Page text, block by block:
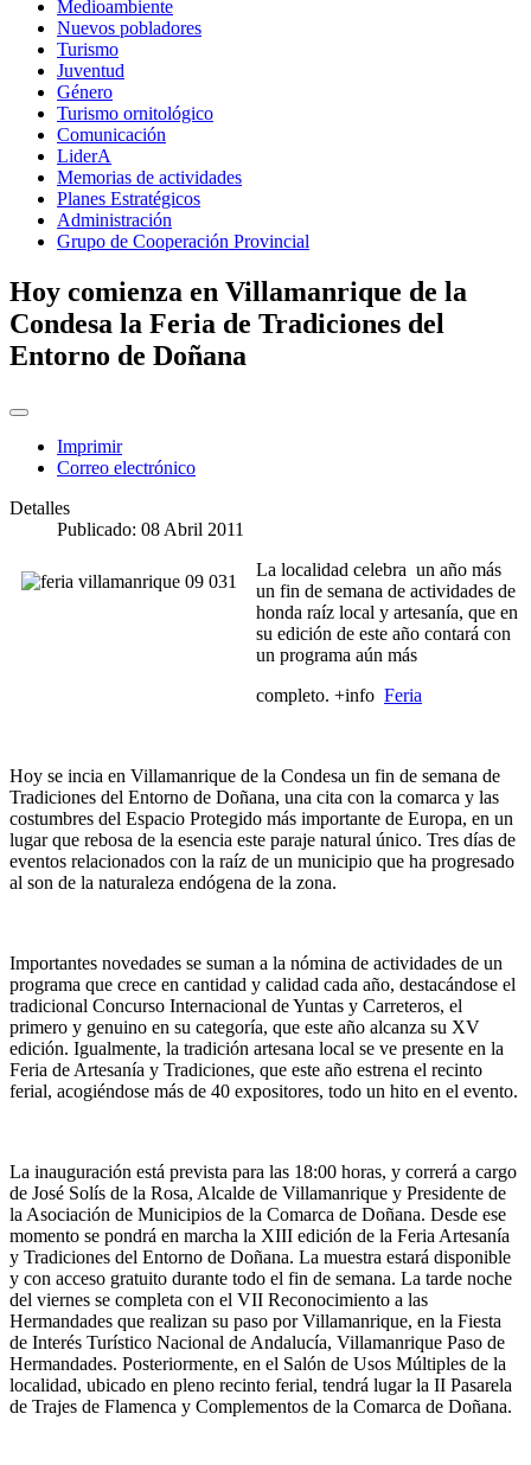
Medioambiente
Nuevos pobladores
Turismo
Juventud
Género
Turismo ornitológico
Comunicación
LiderA
Memorias de actividades
Planes Estratégicos
Administración
Grupo de Cooperación Provincial
Hoy comienza en Villamanrique de la
Condesa la Feria de Tradiciones del
Entorno de Doñana
Imprimir
Correo electrónico
Detalles
Publicado: 08 Abril 2011
La localidad celebra un año más
un fin de semana de actividades de
honda raíz local y artesanía, que en
su edición de este año contará con
un programa aún más
completo. +info Feria
Hoy se incia en Villamanrique de la Condesa un fin de semana de
Tradiciones del Entorno de Doñana, una cita con la comarca y las
costumbres del Espacio Protegido más importante de Europa, en un
lugar que rebosa de la esencia este paraje natural único. Tres días de
eventos relacionados con la raíz de un municipio que ha progresado
al son de la naturaleza endógena de la zona.
Importantes novedades se suman a la nómina de actividades de un
programa que crece en cantidad y calidad cada año, destacándose el
tradicional Concurso Internacional de Yuntas y Carreteros, el
primero y genuino en su categoría, que este año alcanza su XV
edición. Igualmente, la tradición artesana local se ve presente en la
Feria de Artesanía y Tradiciones, que este año estrena el recinto
ferial, acogiéndose más de 40 expositores, todo un hito en el evento.
La inauguración está prevista para las 18:00 horas, y correrá a cargo
de José Solís de la Rosa, Alcalde de Villamanrique y Presidente de
la Asociación de Municipios de la Comarca de Doñana. Desde ese
momento se pondrá en marcha la XIII edición de la Feria Artesanía
y Tradiciones del Entorno de Doñana. La muestra estará disponible
y con acceso gratuito durante todo el fin de semana. La tarde noche
del viernes se completa con el VII Reconocimiento a las
Hermandades que realizan su paso por Villamanrique, en la Fiesta
de Interés Turístico Nacional de Andalucía, Villamanrique Paso de
Hermandades. Posteriormente, en el Salón de Usos Múltiples de la
localidad, ubicado en pleno recinto ferial, tendrá lugar la II Pasarela
de Trajes de Flamenca y Complementos de la Comarca de Doñana.